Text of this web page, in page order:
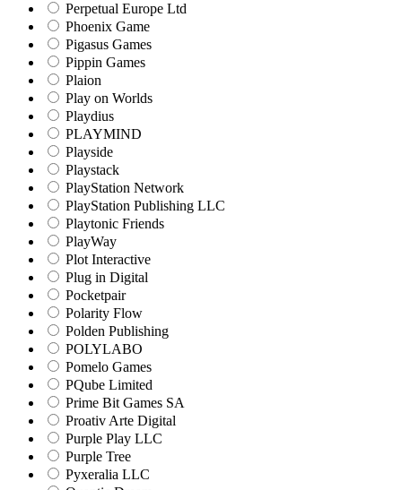
Perpetual Europe Ltd
Phoenix Game
Pigasus Games
Pippin Games
Plaion
Play on Worlds
Playdius
PLAYMIND
Playside
Playstack
PlayStation Network
PlayStation Publishing LLC
Playtonic Friends
PlayWay
Plot Interactive
Plug in Digital
Pocketpair
Polarity Flow
Polden Publishing
POLYLABO
Pomelo Games
PQube Limited
Prime Bit Games SA
Proativ Arte Digital
Purple Play LLC
Purple Tree
Pyxeralia LLC